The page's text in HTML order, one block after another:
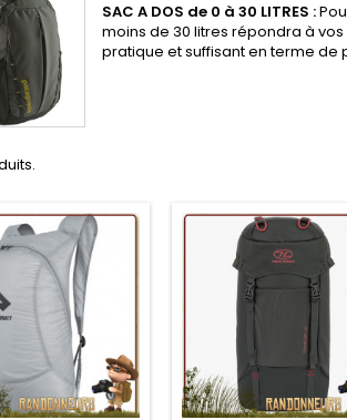
SAC A DOS de 0 à 30 LITRES :
moins de 30 litres répondra à
pratique et suffisant en terme de